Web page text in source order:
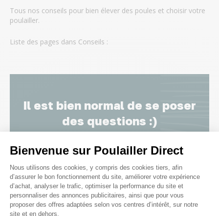
Bienvenue sur Poulailler Direct
Plateforme de Gestion du
Nous utilisons des cookies, y compris des cookies tiers, afin
d’assurer le bon fonctionnement du site, améliorer votre expérience
d’achat, analyser le trafic, optimiser la performance du site et
personnaliser des annonces publicitaires, ainsi que pour vous
proposer des offres adaptées selon vos centres d’intérêt, sur notre
site et en dehors.
Tous nos conseils pour bien élever des poules et choisir votre
poulailler.
Liste des pages dans Conseils :
Il est bien normal de se poser
des questions :)
pondent davantage ?
Que donner aux poules pour les faire